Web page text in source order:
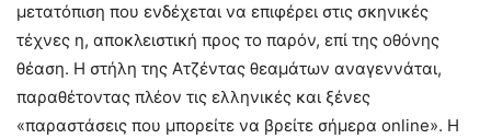
μετατόπιση που ενδέχεται να επιφέρει στις σκηνικές
τέχνες η, αποκλειστική προς το παρόν, επί της οθόνης
θέαση. Η στήλη της Ατζέντας θεαμάτων αναγεννάται,
παραθέτοντας πλέον τις ελληνικές και ξένες
«παραστάσεις που μπορείτε να βρείτε σήμερα online». Η